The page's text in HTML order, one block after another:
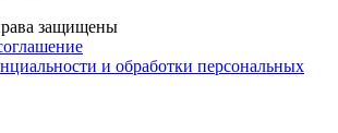
защищены
и обработки персональных